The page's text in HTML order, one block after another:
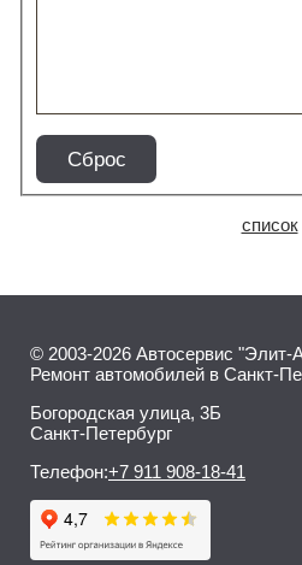
Сброс
список
© 2003-2026 Автосервис "Элит-
Ремонт автомобилей в Санкт-
Богородская улица, 3Б
Санкт-Петербург
Телефон:+7 911 908-18-41